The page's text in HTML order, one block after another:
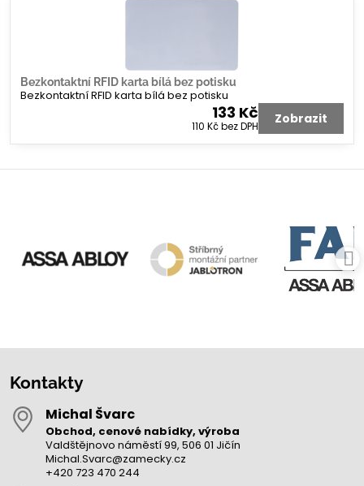
Bezkontaktní RFID karta bílá bez potisku
Bezkontaktní RFID karta bílá bez potisku
133 Kč
110 Kčbez DPH Zobrazit
Kontakty
Michal Švarc
Obchod, cenové nabídky, výroba
Valdštějnovo náměstí 99, 506 01 Jičín
Michal.Svarc@zamecky.cz
+420 723 470 244